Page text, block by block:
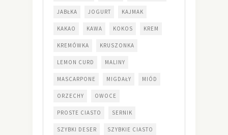
JABŁKA JOGURT KAJMAK
KAKAO KAWA KOKOS KREM
KREMÓWKA KRUSZONKA
LEMON CURD MALINY
MASCARPONE MIGDAŁY MIÓD
ORZECHY OWOCE
PROSTE CIASTO SERNIK
SZYBKI DESER SZYBKIE CIASTO